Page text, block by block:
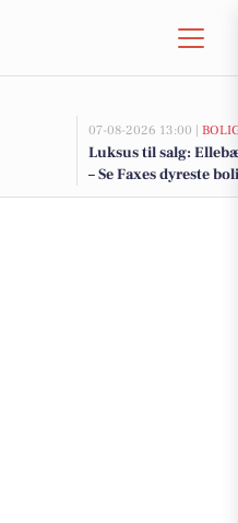
07-08-2026 13:00 |
Luksus til salg:
– Se Faxes dyreste